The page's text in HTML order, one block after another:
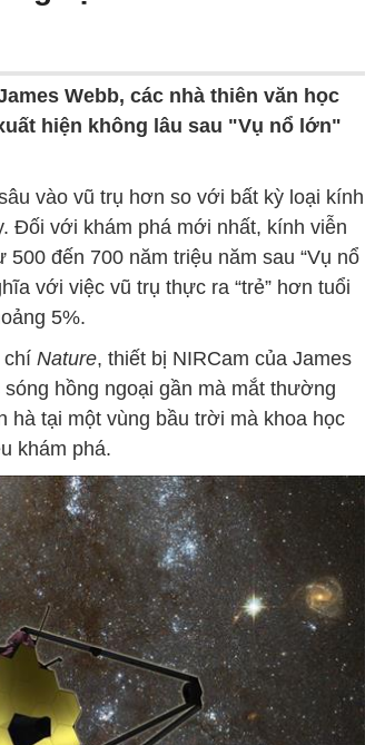
Webb, các nhà thiên văn học
hiện không lâu sau "Vụ nổ lớn"
vào vũ trụ hơn so với bất kỳ loại kính
Đối với khám phá mới nhất, kính viễn
đến 700 năm triệu năm sau “Vụ nổ
với việc vũ trụ thực ra “trẻ” hơn tuổi
5%.
chí Nature, thiết bị NIRCam của James
hồng ngoại gần mà mắt thường
hà tại một vùng bầu trời mà khoa học
khám phá.